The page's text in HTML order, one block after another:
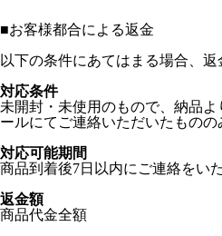
■お客様都合による返金
以下の条件にあてはまる場合、返
対応条件
未開封・未使用のもので、納品
ールにてご連絡いただいたものの
対応可能期間
商品到着後7日以内にご連絡をい
返金額
商品代金全額